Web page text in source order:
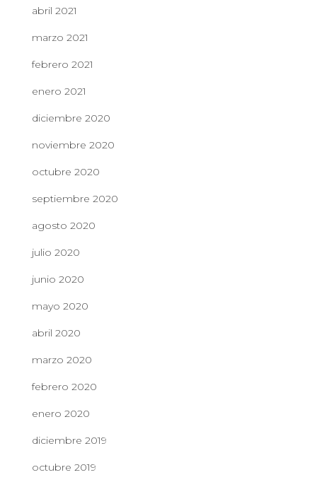
abril 2021
marzo 2021
febrero 2021
enero 2021
diciembre 2020
noviembre 2020
octubre 2020
septiembre 2020
agosto 2020
julio 2020
junio 2020
mayo 2020
abril 2020
marzo 2020
febrero 2020
enero 2020
diciembre 2019
octubre 2019